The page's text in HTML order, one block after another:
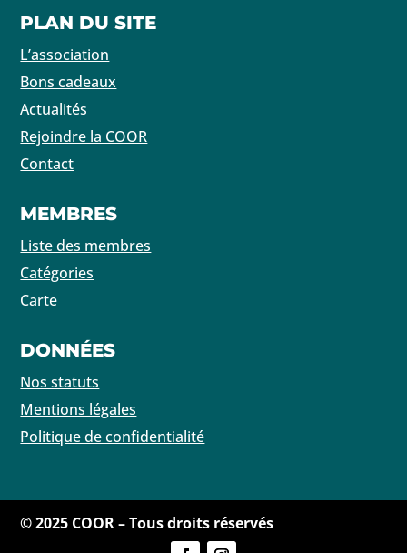
PLAN DU SITE
L’association
Bons cadeaux
Actualités
Rejoindre la COOR
Contact
MEMBRES
Liste des membres
Catégories
Carte
DONNÉES
Nos statuts
Mentions légales
Politique de confidentialité
© 2025 COOR – Tous droits réservés